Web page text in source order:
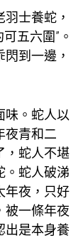
士養蛇，
五六圍”。
到一邊，
味。蛇人以
夜青和二
，蛇人不堪
。蛇人破涕
年夜，只好
被一條年夜
出是本身養